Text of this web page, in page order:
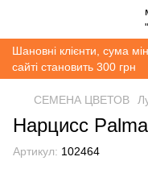
Шановні клієнти, сума
сайті становить 300 грн
СЕМЕНА ЦВЕТОВ
Нарцисс
Артикул: 102464